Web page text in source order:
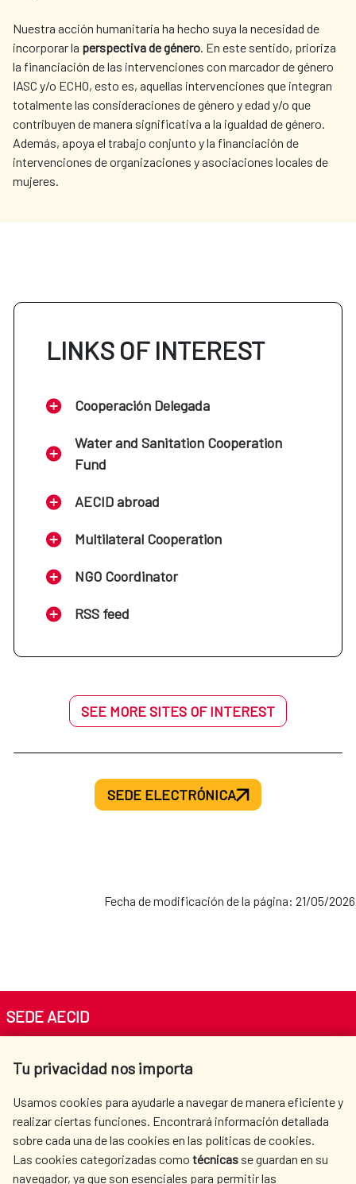
Nuestra acción humanitaria ha hecho suya la necesidad de
incorporar la perspectiva de género. En este sentido, prioriza
la financiación de las intervenciones con marcador de género
IASC y/o ECHO, esto es, aquellas intervenciones que integran
totalmente las consideraciones de género y edad y/o que
contribuyen de manera significativa a la igualdad de género.
Además, apoya el trabajo conjunto y la financiación de
intervenciones de organizaciones y asociaciones locales de
mujeres.
LINKS OF INTEREST
Cooperación Delegada
Water and Sanitation Cooperation
Fund
AECID abroad
Multilateral Cooperation
NGO Coordinator
RSS feed
SEE MORE SITES OF INTEREST
SEDE ELECTRÓNICA
Fecha de modificación de la página: 21/05/2026
Tu privacidad nos importa
Usamos cookies para ayudarle a navegar de manera eficiente y
realizar ciertas funciones. Encontrará información detallada
sobre cada una de las cookies en las políticas de cookies.
Las cookies categorizadas como técnicas se guardan en su
navegador, ya que son esenciales para permitir las
SEDE AECID
Tel. +34 900 20 30 54​​​​​​​
AECID
WHERE DO WE COOPERATE?
SPANISH HUMANITARIAN
PRESS ROOM